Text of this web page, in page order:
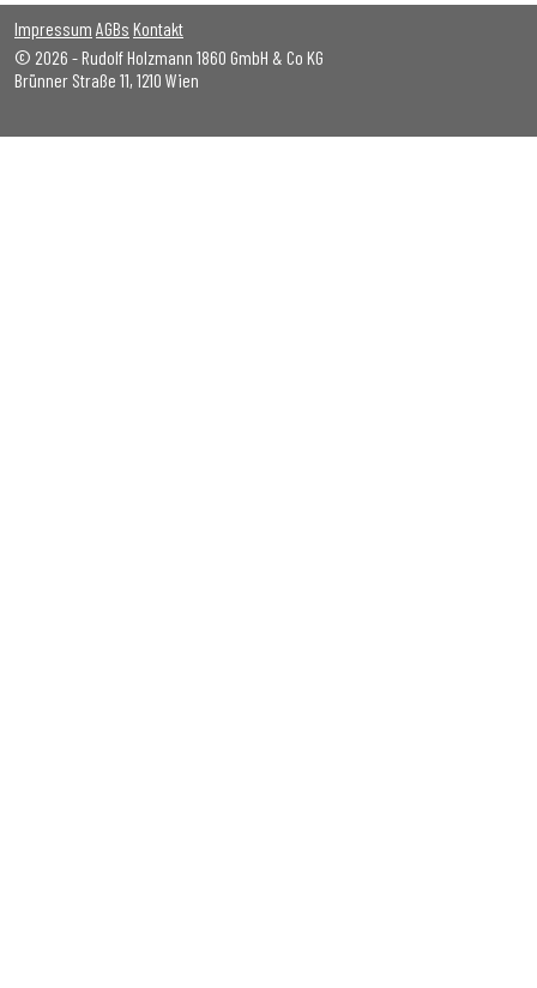
Impressum AGBs Kontakt
© 2026 - Rudolf Holzmann 1860 GmbH & Co KG
Brünner Straße 11, 1210 Wien